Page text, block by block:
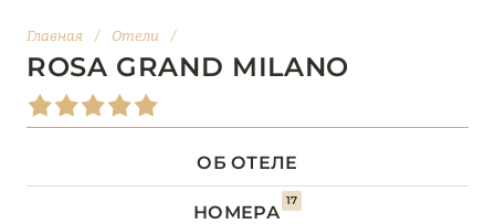
ВАЛЛЕ-Д’АОСТА
ВЕНЕТО
ДОЛОМИТОВЫЕ АЛЬПЫ
Главная / Отели /
ROSA GRAND MILANO
ОБ ОТЕЛЕ
НОМЕРА
17